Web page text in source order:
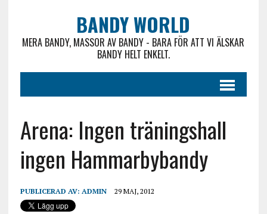
BANDY WORLD
MERA BANDY, MASSOR AV BANDY - BARA FÖR ATT VI ÄLSKAR
BANDY HELT ENKELT.
Arena: Ingen träningshall
ingen Hammarbybandy
PUBLICERAD AV: ADMIN 29 MAJ, 2012